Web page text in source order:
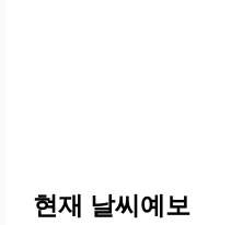
현재 날씨예보